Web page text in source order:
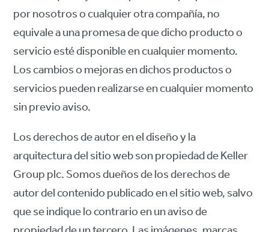
por nosotros o cualquier otra compañía, no
equivale a una promesa de que dicho producto o
servicio esté disponible en cualquier momento.
Los cambios o mejoras en dichos productos o
servicios pueden realizarse en cualquier momento
sin previo aviso.
Los derechos de autor en el diseño y la
arquitectura del sitio web son propiedad de Keller
Group plc. Somos dueños de los derechos de
autor del contenido publicado en el sitio web, salvo
que se indique lo contrario en un aviso de